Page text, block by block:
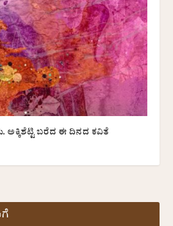
ಅಕ್ಕಿಶೆಟ್ಟಿ ಬರೆದ ಈ ದಿನದ ಕವಿತೆ